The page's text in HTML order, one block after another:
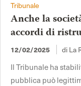
Tribunale
Anche la
accordi di
12/02/2025 di La
Il Tribunale ha
pubblica può